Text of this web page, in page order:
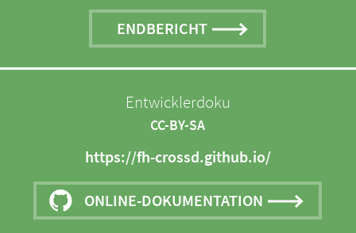
ENDBERICHT
Entwicklerdoku
CC-BY-SA
https://fh-crossd.github.io/
ONLINE-DOKUMENTATION